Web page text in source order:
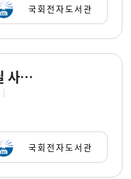
국회전자도서관
나는 영화배우가 되고 싶어 / 닐 사이먼 저 ; 김철리 역
국회전자도서관